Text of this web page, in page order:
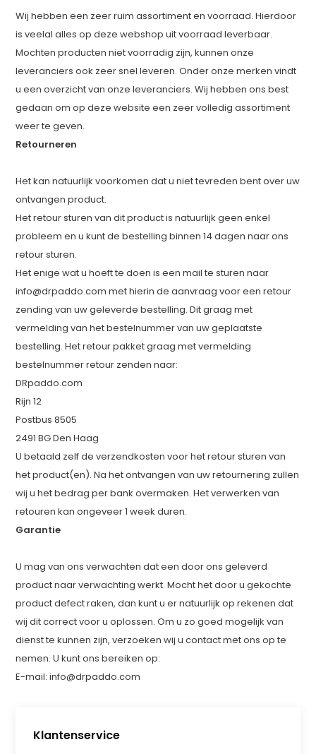
Klantenservice
Wij hebben een zeer ruim assortiment en voorraad. Hierdoor
is veelal alles op deze webshop uit voorraad leverbaar.
Mochten producten niet voorradig zijn, kunnen onze
leveranciers ook zeer snel leveren. Onder onze merken vindt
u een overzicht van onze leveranciers. Wij hebben ons best
gedaan om op deze website een zeer volledig assortiment
weer te geven.
Retourneren
Het kan natuurlijk voorkomen dat u niet tevreden bent over uw
ontvangen product.
Het retour sturen van dit product is natuurlijk geen enkel
probleem en u kunt de bestelling binnen 14 dagen naar ons
retour sturen.
Het enige wat u hoeft te doen is een mail te sturen naar
info@drpaddo.com met hierin de aanvraag voor een retour
zending van uw geleverde bestelling. Dit graag met
vermelding van het bestelnummer van uw geplaatste
bestelling. Het retour pakket graag met vermelding
bestelnummer retour zenden naar:
DRpaddo.com
Rijn 12
Postbus 8505
2491 BG Den Haag
U betaald zelf de verzendkosten voor het retour sturen van
het product(en). Na het ontvangen van uw retournering zullen
wij u het bedrag per bank overmaken. Het verwerken van
retouren kan ongeveer 1 week duren.
Garantie
U mag van ons verwachten dat een door ons geleverd
product naar verwachting werkt. Mocht het door u gekochte
product defect raken, dan kunt u er natuurlijk op rekenen dat
wij dit correct voor u oplossen. Om u zo goed mogelijk van
dienst te kunnen zijn, verzoeken wij u contact met ons op te
nemen. U kunt ons bereiken op:
E-mail:info@drpaddo.com